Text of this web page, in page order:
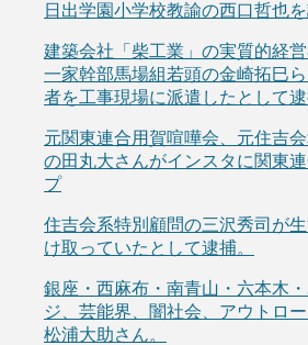
日出学園小学校教諭の西口哲也
建築会社「柴工業」の実質的経
一家幹部馬場組若頭の金崎拓巳
者を工事現場に派遣したとして逮
元関東連合用賀喧嘩会、元住吉
の田丸大さんがインスタに関東
プ
住吉会系特別顧問の三沢秀司が
け取っていたとして逮捕。
銀座・西麻布・南青山・六本木
ジ、芸能界、闇社会、アウトロ
松浦大助さん。